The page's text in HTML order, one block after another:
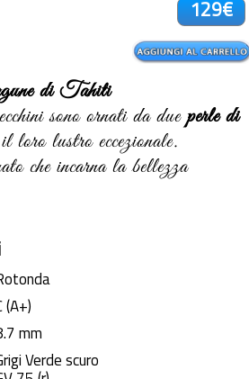
129€
di Tahiti
sono ornati da dueperle di
loro lustro eccezionale.
che incarna la bellezza
(A+)
mm
Verde scuro